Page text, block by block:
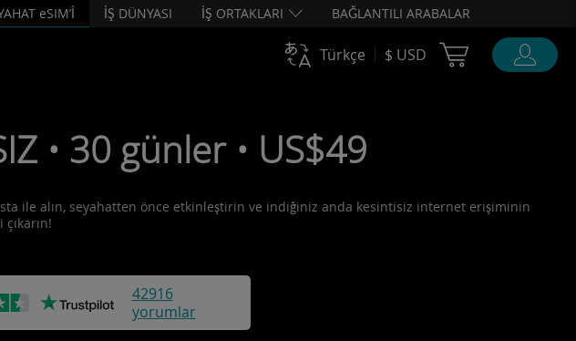
eSIM’İ İŞ DÜNYASI İŞ ORTAKLARI BAĞLANTILI ARABALAR
Türkçe $ USD Cart Ubigi
• 30 günler • US$49
ile alın, seyahatten önce etkinleştirin ve indiğiniz anda kesintisiz internet erişiminin
çıkarın!
42916
yorumlar